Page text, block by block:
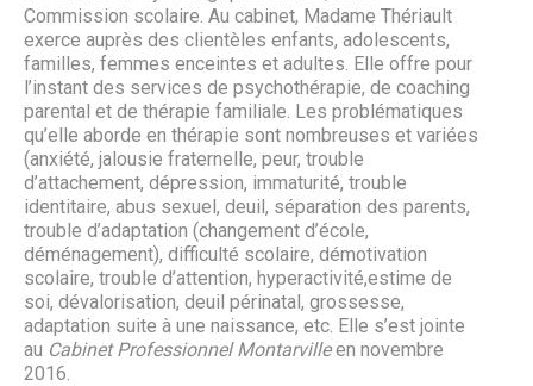
Commission scolaire. Au cabinet, Madame Thériault
exerce auprès des clientèles enfants, adolescents,
familles, femmes enceintes et adultes. Elle offre pour
l’instant des services de psychothérapie, de coaching
parental et de thérapie familiale. Les problématiques
qu’elle aborde en thérapie sont nombreuses et variées
(anxiété, jalousie fraternelle, peur, trouble
d’attachement, dépression, immaturité, trouble
identitaire, abus sexuel, deuil, séparation des parents,
trouble d’adaptation (changement d’école,
déménagement), difficulté scolaire, démotivation
scolaire, trouble d’attention, hyperactivité,estime de
soi, dévalorisation, deuil périnatal, grossesse,
adaptation suite à une naissance, etc. Elle s’est jointe
au Cabinet Professionnel Montarvilleen novembre
2016.